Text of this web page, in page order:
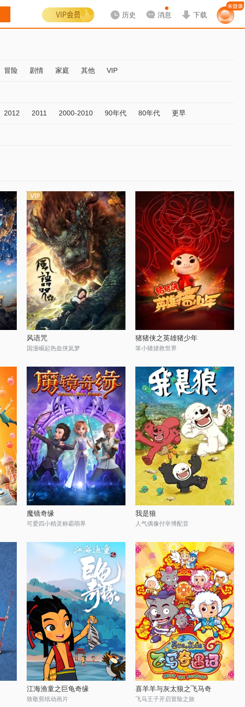
历史 消息 下载
冒险 剧情 家庭 其他 VIP
2012 2011 2000-2010 90年代 80年代 更早
风语咒
国漫崛起热血侠岚梦
猪猪侠之英雄猪少年
笨小猪拯救世界
魔镜奇缘
可爱四小精灵称霸萌界
我是狼
人气偶像付辛博配音
江海渔童之巨龟奇缘
致敬剪纸动画片
喜羊羊与灰太狼之飞马奇
飞马王子开启冒险之旅